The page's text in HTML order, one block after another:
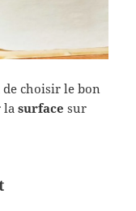
choisir le bon
lasurface sur